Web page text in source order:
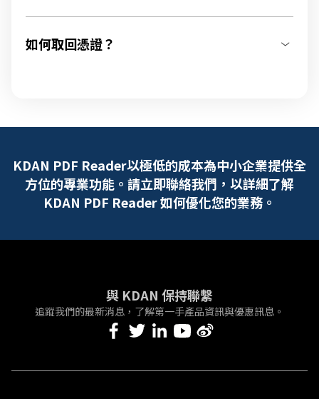
如何取回憑證？
KDAN PDF Reader以極低的成本為中小企業提供全
方位的專業功能。請立即聯絡我們，以詳細了解
KDAN PDF Reader 如何優化您的業務。
與 KDAN 保持聯繫
追蹤我們的最新消息，了解第一手產品資訊與優惠訊息。